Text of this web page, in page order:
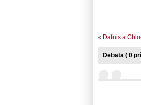
« Dafnis a
Debata ( 0